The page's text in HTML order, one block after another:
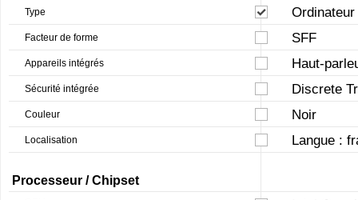
Type
Facteur de forme SFF
Appareils intégrés Haut-
Sécurité intégrée Discrete
Couleur Noir
Localisation Langue :
Processeur / Chipset